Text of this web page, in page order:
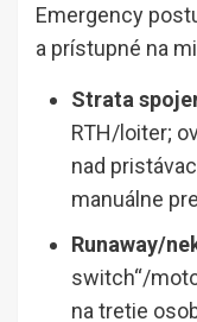
Emergency
a prístupné na
Strata
RTH/loiter;
nad
manuálne
Runaway/
switch“/
na tretie